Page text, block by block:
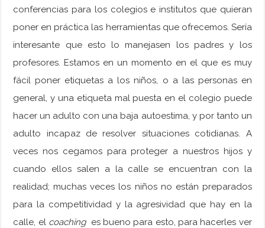
conferencias para los colegios e institutos que quieran
poner en práctica las herramientas que ofrecemos. Sería
interesante que esto lo manejasen los padres y los
profesores. Estamos en un momento en el que es muy
fácil poner etiquetas a los niños, o a las personas en
general, y una etiqueta mal puesta en el colegio puede
hacer un adulto con una baja autoestima, y por tanto un
adulto incapaz de resolver situaciones cotidianas. A
veces nos cegamos para proteger a nuestros hijos y
cuando ellos salen a la calle se encuentran con la
realidad; muchas veces los niños no están preparados
para la competitividad y la agresividad que hay en la
calle, el coaching es bueno para esto, para hacerles ver